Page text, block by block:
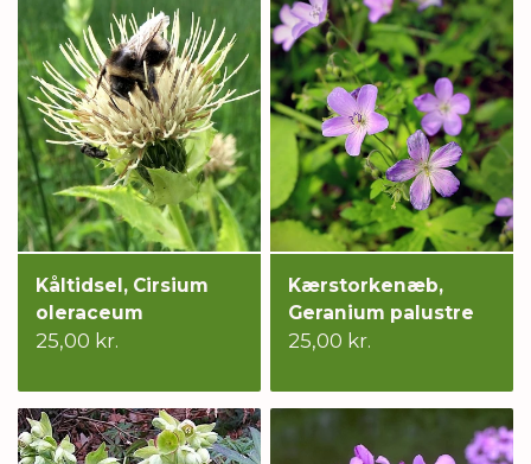
Kåltidsel, Cirsium
oleraceum
25,00 kr.
Kærstorkenæb,
Geranium palustre
25,00 kr.